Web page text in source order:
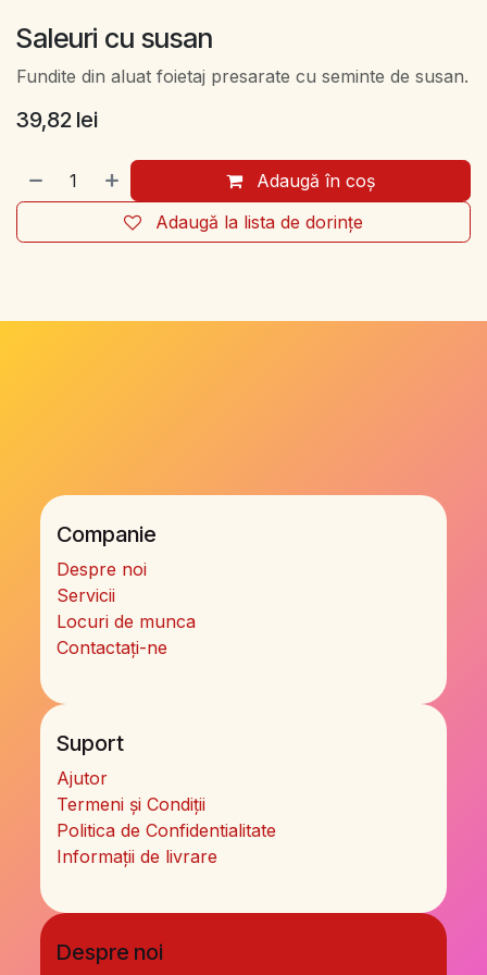
Saleuri cu susan
Fundite din aluat foietaj presarate cu seminte de susan.
39,82 lei
Adaugă în coș
Adaugă la lista de dorințe
Companie
Despre noi
Servicii
Locuri de munca
Contactați-ne
Suport
Ajutor
Termeni și Condiții
Politica de Confidentialitate
Informații de livrare
Despre noi